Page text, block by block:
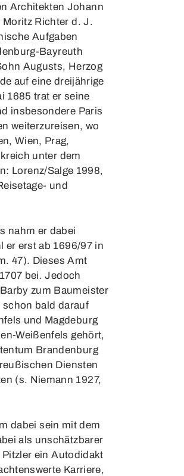
Architekten Johann
Richter d. J.
Aufgaben
Bayreuth
Augusts, Herzog
auf eine dreijährige
1685 trat er seine
insbesondere Paris
weiterzureisen, wo
Wien, Prag,
unter dem
Lorenz/Salge 1998,
und
nahm er dabei
er erst ab 1696/97 in
47). Dieses Amt
bei. Jedoch
zum Baumeister
schon bald darauf
und Magdeburg
Weißenfels gehört,
Brandenburg
Diensten
(s. Niemann 1927,
dabei sein mit dem
als unschätzbarer
ein Autodidakt
Karriere,